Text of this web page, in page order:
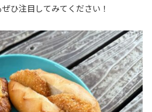
ひ注目してみてください！